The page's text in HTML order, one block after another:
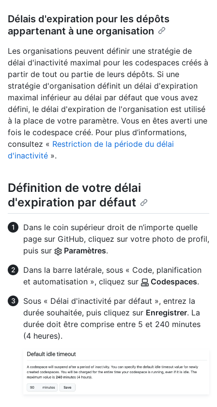
Délais d'expiration pour les dépôts
appartenant à une organisation
Les organisations peuvent définir une stratégie de
délai d'inactivité maximal pour les codespaces créés à
partir de tout ou partie de leurs dépôts. Si une
stratégie d'organisation définit un délai d'expiration
maximal inférieur au délai par défaut que vous avez
défini, le délai d'expiration de l'organisation est utilisé
à la place de votre paramètre. Vous en êtes averti une
fois le codespace créé. Pour plus d’informations,
consultez « Restriction de la période du délai
d'inactivité ».
Définition de votre délai
d'expiration par défaut
Dans le coin supérieur droit de n’importe quelle
page sur GitHub, cliquez sur votre photo de profil,
puis sur
Paramètres.
Dans la barre latérale, sous « Code, planification
et automatisation », cliquez sur
Codespaces.
Sous « Délai d'inactivité par défaut », entrez la
durée souhaitée, puis cliquez sur Enregistrer. La
durée doit être comprise entre 5 et 240 minutes
(4 heures).